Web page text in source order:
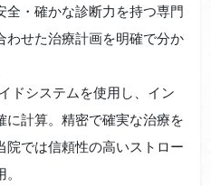
・確かな診断力を持つ専門
わせた治療計画を明確で分か
ドシステムを使用し、イン
に計算。精密で確実な治療を
院では信頼性の高いストロー